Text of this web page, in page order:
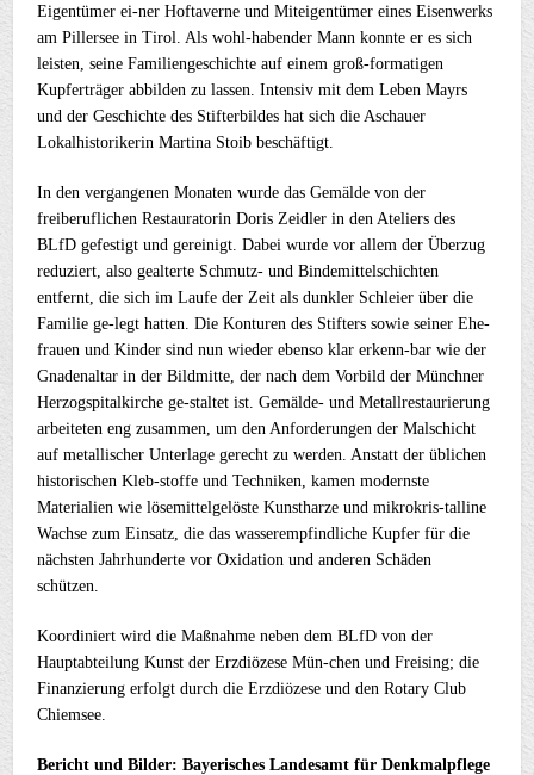
Eigentümer ei-ner Hoftaverne und Miteigentümer eines Eisenwerks
am Pillersee in Tirol. Als wohl-habender Mann konnte er es sich
leisten, seine Familiengeschichte auf einem groß-formatigen
Kupferträger abbilden zu lassen. Intensiv mit dem Leben Mayrs
und der Geschichte des Stifterbildes hat sich die Aschauer
Lokalhistorikerin Martina Stoib beschäftigt.
In den vergangenen Monaten wurde das Gemälde von der
freiberuflichen Restauratorin Doris Zeidler in den Ateliers des
BLfD gefestigt und gereinigt. Dabei wurde vor allem der Überzug
reduziert, also gealterte Schmutz- und Bindemittelschichten
entfernt, die sich im Laufe der Zeit als dunkler Schleier über die
Familie ge-legt hatten. Die Konturen des Stifters sowie seiner Ehe-
frauen und Kinder sind nun wieder ebenso klar erkenn-bar wie der
Gnadenaltar in der Bildmitte, der nach dem Vorbild der Münchner
Herzogspitalkirche ge-staltet ist. Gemälde- und Metallrestaurierung
arbeiteten eng zusammen, um den Anforderungen der Malschicht
auf metallischer Unterlage gerecht zu werden. Anstatt der üblichen
historischen Kleb-stoffe und Techniken, kamen modernste
Materialien wie lösemittelgelöste Kunstharze und mikrokris-talline
Wachse zum Einsatz, die das wasserempfindliche Kupfer für die
nächsten Jahrhunderte vor Oxidation und anderen Schäden
schützen.
Koordiniert wird die Maßnahme neben dem BLfD von der
Hauptabteilung Kunst der Erzdiözese Mün-chen und Freising; die
Finanzierung erfolgt durch die Erzdiözese und den Rotary Club
Chiemsee.
Bericht und Bilder: Bayerisches Landesamt für Denkmalpflege